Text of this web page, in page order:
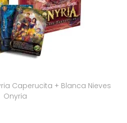
Caperucita + Blanca Nieves
Onyria